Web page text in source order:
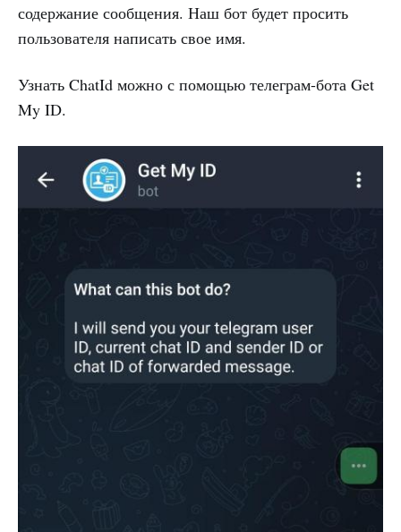
содержание сообщения. Наш бот будет просить
пользователя написать свое имя.
Узнать ChatId можно с помощью телеграм-бота Get
My ID.